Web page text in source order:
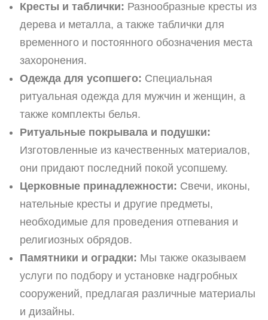
Кресты и таблички: Разнообразные кресты из
дерева и металла, а также таблички для
временного и постоянного обозначения места
захоронения.
Одежда для усопшего: Специальная
ритуальная одежда для мужчин и женщин, а
также комплекты белья.
Ритуальные покрывала и подушки:
Изготовленные из качественных материалов,
они придают последний покой усопшему.
Церковные принадлежности: Свечи, иконы,
нательные кресты и другие предметы,
необходимые для проведения отпевания и
религиозных обрядов.
Памятники и оградки: Мы также оказываем
услуги по подбору и установке надгробных
сооружений, предлагая различные материалы
и дизайны.